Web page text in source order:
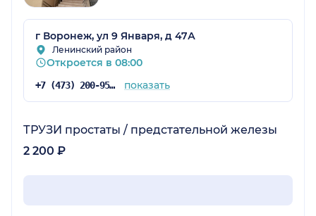
г Воронеж, ул 9 Января, д 47А
Ленинский район
Откроется в 08:00
+7 (473) 200-95-76 показать
ТРУЗИ простаты / предстательной железы
2 200 ₽